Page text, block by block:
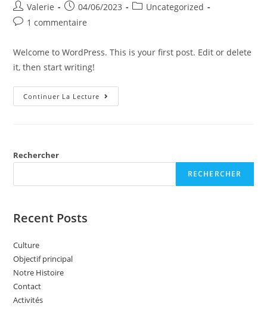
Auteur/autrice
de
Valerie
Post
published:
04/06/2023
PostUncategorized
Post1 commentaire
Welcome to WordPress. This is your first post. Edit or delete
it, then start writing!
Continuer La Lecture Hello
World!
Rechercher
RECHERCHER
Recent Posts
Culture
Objectif principal
Notre Histoire
Contact
Activités